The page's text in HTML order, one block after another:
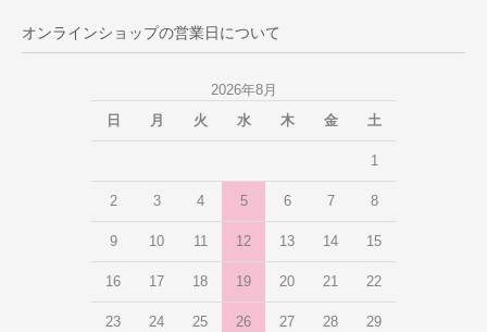
オンラインショップの営業日について
2026年8月
日
月 火 水 木 金 土
1
2 3 4 5 6 7 8
9 10 11 12 13 14 15
16 17 18 19 20 21 22
23 24 25 26 27 28 29